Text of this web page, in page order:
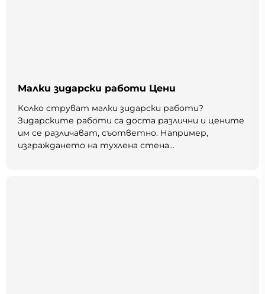
Малки зидарски работи Цени
Колко струват малки зидарски работи?
Зидарските работи са доста различни и цените
им се различават, съответно. Например,
изграждането на тухлена стена...